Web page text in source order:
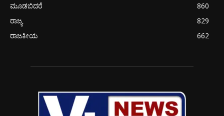
ಮೂಡಬಿದರೆ
860
ರಾಜ್ಯ
829
ರಾಜಕೀಯ
662